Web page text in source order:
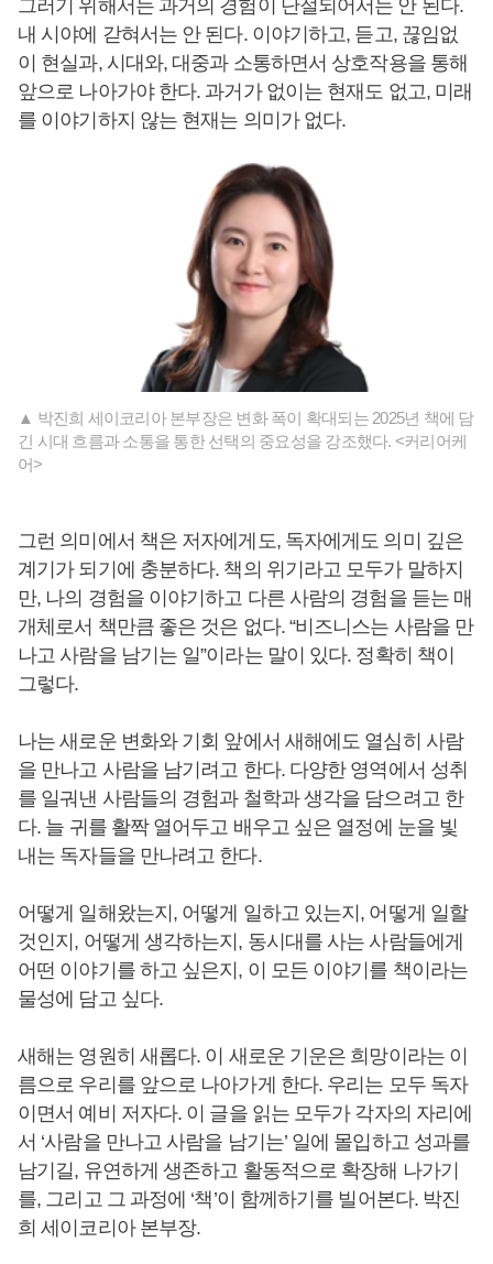
그러기 위해서는 과거의 경험이 단절되어서는 안 된다.
내 시야에 갇혀서는 안 된다. 이야기하고, 듣고, 끊임없
이 현실과, 시대와, 대중과 소통하면서 상호작용을 통해
앞으로 나아가야 한다. 과거가 없이는 현재도 없고, 미래
를 이야기하지 않는 현재는 의미가 없다.
▲ 박진희 세이코리아 본부장은 변화 폭이 확대되는 2025년 책에 담
긴 시대 흐름과 소통을 통한 선택의 중요성을 강조했다. <커리어케
어>
그런 의미에서 책은 저자에게도, 독자에게도 의미 깊은
계기가 되기에 충분하다. 책의 위기라고 모두가 말하지
만, 나의 경험을 이야기하고 다른 사람의 경험을 듣는 매
개체로서 책만큼 좋은 것은 없다. “비즈니스는 사람을 만
나고 사람을 남기는 일”이라는 말이 있다. 정확히 책이
그렇다.
나는 새로운 변화와 기회 앞에서 새해에도 열심히 사람
을 만나고 사람을 남기려고 한다. 다양한 영역에서 성취
를 일궈낸 사람들의 경험과 철학과 생각을 담으려고 한
다. 늘 귀를 활짝 열어두고 배우고 싶은 열정에 눈을 빛
내는 독자들을 만나려고 한다.
어떻게 일해왔는지, 어떻게 일하고 있는지, 어떻게 일할
것인지, 어떻게 생각하는지, 동시대를 사는 사람들에게
어떤 이야기를 하고 싶은지, 이 모든 이야기를 책이라는
물성에 담고 싶다.
새해는 영원히 새롭다. 이 새로운 기운은 희망이라는 이
름으로 우리를 앞으로 나아가게 한다. 우리는 모두 독자
이면서 예비 저자다. 이 글을 읽는 모두가 각자의 자리에
서 ‘사람을 만나고 사람을 남기는’ 일에 몰입하고 성과를
남기길, 유연하게 생존하고 활동적으로 확장해 나가기
를, 그리고 그 과정에 ‘책’이 함께하기를 빌어본다. 박진
희 세이코리아 본부장.